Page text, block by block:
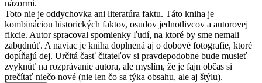
názormi.
Toto nie je oddychovka ani literatúra faktu. Táto kniha je
kombináciou historických faktov, osudov jednotlivcov a autorovej
fikcie. Autor spracoval spomienky ľudí, na ktoré by sme nemali
zabudnúť. A naviac je kniha doplnená aj o dobové fotografie, ktoré
dopĺňajú dej. Určitá časť čitateľov si pravdepodobne bude musieť
zvyknúť na rozprávanie autora, ale myslím, že je fajn občas si
prečítať niečo nové (nie len čo sa týka obsahu, ale aj štýlu).